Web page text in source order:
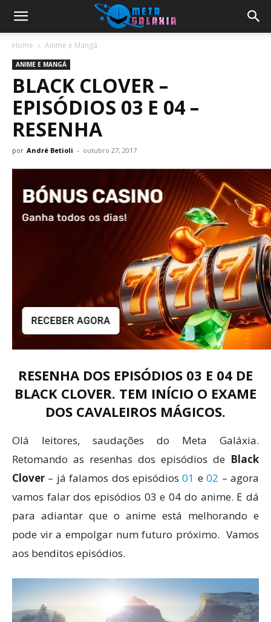
Home Anime e Mangá
ANIME E MANGÁ
BLACK CLOVER –
EPISÓDIOS 03 E 04 –
RESENHA
por André Betioli - outubro 27, 2017
RESENHA DOS EPISÓDIOS 03 E 04 DE
BLACK CLOVER. TEM INÍCIO O EXAME
DOS CAVALEIROS MÁGICOS.
Olá leitores, saudações do Meta Galáxia.
Retomando as resenhas dos episódios de Black
Clover – já falamos dos episódios01 e02 – agora
vamos falar dos episódios 03 e 04 do anime. E dá
para adiantar que o anime está melhorando e
pode vir a empolgar num futuro próximo. Vamos
aos benditos episódios.